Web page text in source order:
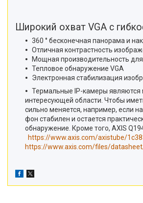
Широкий охват VGA с
360 ° бесконечная панорама и
Отличная контрастность
Мощная производительность
Тепловое обнаружение VGA
Электронная стабилизация
Термальные IP-камеры являются
интересующей области. Чтобы
сильно меняется, например, если
фон стабилен и остается
обнаружение. Кроме того, AXIS
https://www.axis.com/axistube/
https://www.axis.com/files/